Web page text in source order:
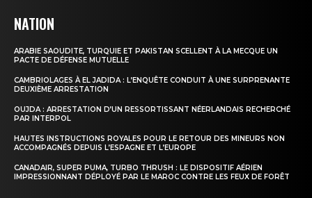
NATION
ARABIE SAOUDITE, TURQUIE ET PAKISTAN SCELLENT À LA MECQUE UN
PACTE DE DÉFENSE MUTUELLE
CAMBRIOLAGES À EL JADIDA : L’ENQUÊTE CONDUIT À UNE SURPRENANTE
DEUXIÈME ARRESTATION
OUJDA : ARRESTATION D’UN RESSORTISSANT NÉERLANDAIS RECHERCHÉ
PAR INTERPOL
HAUTES INSTRUCTIONS ROYALES POUR LE RETOUR DES MINEURS NON
ACCOMPAGNÉS DEPUIS L’ESPAGNE ET L’EUROPE
CANADAIR, SUPER PUMA, TURBO THRUSH : LE DISPOSITIF AÉRIEN
IMPRESSIONNANT DÉPLOYÉ PAR LE MAROC CONTRE LES FEUX DE FORÊT